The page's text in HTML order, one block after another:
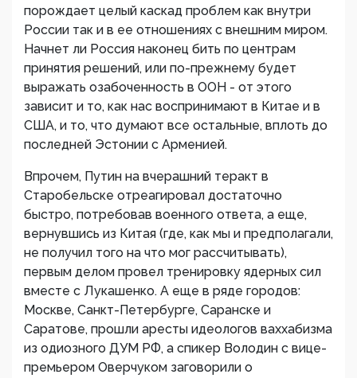
порождает целый каскад проблем как внутри
России так и в ее отношениях с внешним миром.
Начнет ли Россия наконец бить по центрам
принятия решений, или по-прежнему будет
выражать озабоченность в ООН - от этого
зависит и то, как нас воспринимают в Китае и в
США, и то, что думают все остальные, вплоть до
последней Эстонии с Арменией.
Впрочем, Путин на вчерашний теракт в
Старобельске отреагировал достаточно
быстро, потребовав военного ответа, а еще,
вернувшись из Китая (где, как мы и предполагали,
не получил того на что мог рассчитывать),
первым делом провел тренировку ядерных сил
вместе с Лукашенко. А еще в ряде городов:
Москве, Санкт-Петербурге, Саранске и
Саратове, прошли аресты идеологов ваххабизма
из одиозного ДУМ РФ, а спикер Володин с вице-
премьером Оверчуком заговорили о